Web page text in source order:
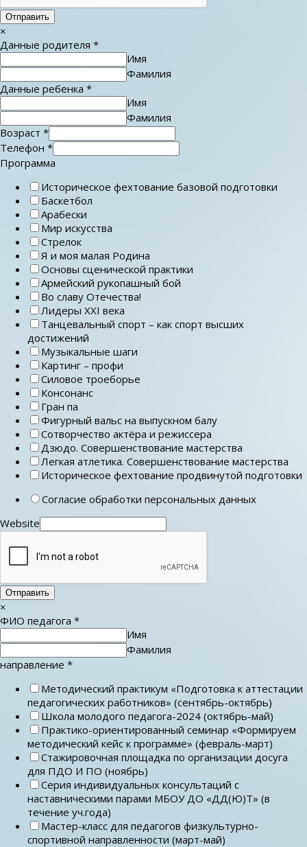
Отправить
×
Данные родителя *
Имя
Фамилия
Данные ребенка *
Имя
Фамилия
Возраст *
Телефон *
Программа
Историческое фехтование базовой подготовки
Баскетбол
Арабески
Мир искусства
Стрелок
Я и моя малая Родина
Основы сценической практики
Армейский рукопашный бой
Во славу Отечества!
Лидеры ХХI века
Танцевальный спорт – как спорт высших
достижений
Музыкальные шаги
Картинг – профи
Силовое троеборье
Консонанс
Гран па
Фигурный вальс на выпускном балу
Сотворчество актёра и режиссера
Дзюдо. Совершенствование мастерства
Легкая атлетика. Совершенствование мастерства
Историческое фехтование продвинутой подготовки
Согласие обработки персональных данных
Website
Отправить
×
ФИО педагога *
Имя
Фамилия
направление *
Методический практикум «Подготовка к аттестации
педагогических работников» (сентябрь-октябрь)
Школа молодого педагога-2024 (октябрь-май)
Практико-ориентированный семинар «Формируем
методический кейс к программе» (февраль-март)
Стажировочная площадка по организации досуга
для ПДО И ПО (ноябрь)
Серия индивидуальных консультаций с
наставническими парами МБОУ ДО «ДД(Ю)Т» (в
течение уч.года)
Мастер-класс для педагогов физкультурно-
спортивной направленности (март-май)